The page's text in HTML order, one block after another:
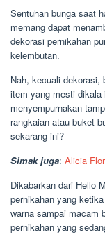
Sentuhan bunga saat
memang dapat
dekorasi pernikahan
kelembutan.
Nah, kecuali dekorasi,
item yang mesti dikala
menyempurnakan
rangkaian atau buket
sekarang ini?
Simak juga: Alicia
Dikabarkan dari Hello
pernikahan yang
warna sampai macam
pernikahan yang